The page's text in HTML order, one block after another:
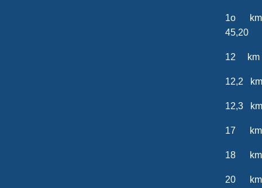
1o
45,20
12
12,2
12,3
17
18
20